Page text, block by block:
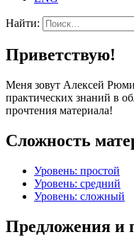
Найти:
Приветствую!
Меня зовут Алексей
практических знаний в
прочтения материала!
Сложность
Уровень: простой
Уровень: средний
Уровень: сложный
Предложения и